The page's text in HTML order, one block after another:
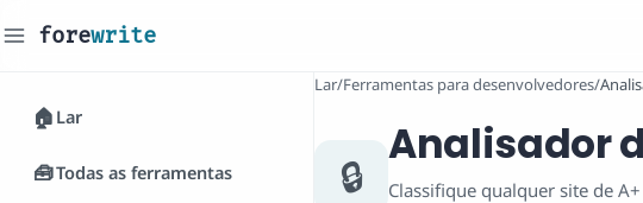
forewrite
🏠 Lar
🧰Todas as ferramentas
Lar/Ferramentas para desenvolvedores/
🔒
Analisador
Classifique qualquer site de